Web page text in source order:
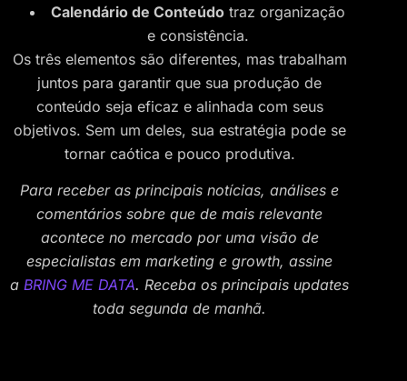
Calendário de Conteúdotraz organização
e consistência.
Os três elementos são diferentes, mas trabalham
juntos para garantir que sua produção de
conteúdo seja eficaz e alinhada com seus
objetivos. Sem um deles, sua estratégia pode se
tornar caótica e pouco produtiva.
Para receber as principais notícias, análises e
comentários sobre que de mais relevante
acontece no mercado por uma visão de
especialistas em marketing e growth, assine
a BRING ME DATA. Receba os principais updates
toda segunda de manhã.